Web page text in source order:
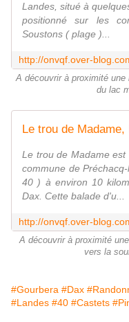
Landes, situé à
positionné sur les
Soustons ( plage )...
A découvrir à proximité une
du lac
Le trou de Madame
commune de
40 ) à environ 10
Dax. Cette balade d'u...
A découvrir à proximité
vers la
#Gourbera #Dax
#Landes #40 #Castets